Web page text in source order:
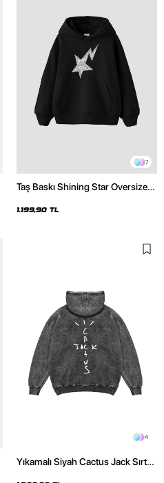
7
Taş Baskı Shining Star Oversize
1.199,90 TL
4
Yıkamalı Siyah Cactus Jack Sırt